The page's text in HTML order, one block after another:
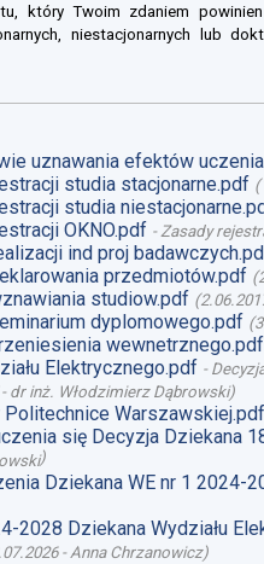
który Twoim zdaniem
niestacjonarnych lub
uznawania efektów
studia stacjonarne.pdf (
studia
OKNO.pdf - Zasady
ind proj
przedmiotów.pdf (
studiow.pdf (
dyplomowego.pdf (
wewnetrznego.pdf
Elektrycznego.pdf -
dr inż. Włodzimierz Dąbrowski)
Warszawskiej.pdf
się Decyzja Dziekana
)
Dziekana WE nr 1
2028 Dziekana Wydziału
- Anna Chrzanowicz)